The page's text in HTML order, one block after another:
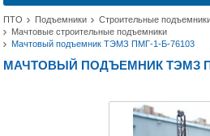
ПТО Подъемники
Строительные
Мачтовые строительные подъемники
Мачтовый подъемник ТЭМЗ ПМГ-1-Б-76103
МАЧТОВЫЙ ПОДЪЕМНИК ТЭМЗ